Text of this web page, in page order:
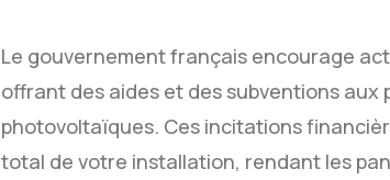
Le gouvernement français encourage
offrant des aides et des subventions
photovoltaïques. Ces incitations
total de votre installation, rendant les